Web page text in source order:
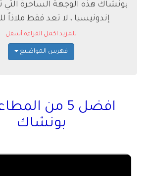
بونشاك هذه الوجهة الساحرة التي
إندونيسيا ، لا تعد فقط ملاذاً
للمزيد اكمل القراءة أسفل
فهرس المواضيع
افضل 5 من
بونشاك